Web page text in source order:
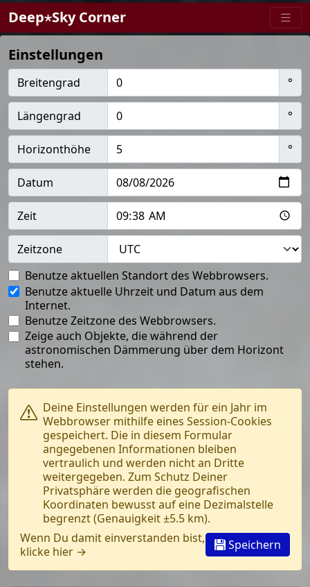
Deep⋆Sky Corner
Einstellungen
Breitengrad °
Längengrad °
Horizonthöhe °
Datum
Zeit
Zeitzone
Benutze aktuellen Standort des Webbrowsers.
Benutze aktuelle Uhrzeit und Datum aus dem
Internet.
Benutze Zeitzone des Webbrowsers.
Zeige auch Objekte, die während der
astronomischen Dämmerung über dem Horizont
stehen.
Deine Einstellungen werden für ein Jahr im
Webbrowser mithilfe eines Session-Cookies
gespeichert. Die in diesem Formular
angegebenen Informationen bleiben
vertraulich und werden nicht an Dritte
weitergegeben. Zum Schutz Deiner
Privatsphäre werden die geografischen
Koordinaten bewusst auf eine Dezimalstelle
begrenzt (Genauigkeit ±5.5 km).
Wenn Du damit einverstanden bist,
klicke hier →
Speichern